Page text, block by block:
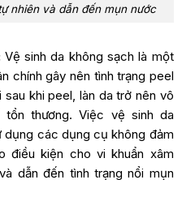
nhiên và dẫn đến mụn nước
Vệ sinh da không sạch là một
chính gây nên tình trạng peel
khi peel, làn da trở nên vô
thương. Việc vệ sinh da
dụng các dụng cụ không đảm
điều kiện cho vi khuẩn xâm
dẫn đến tình trạng nổi mụn